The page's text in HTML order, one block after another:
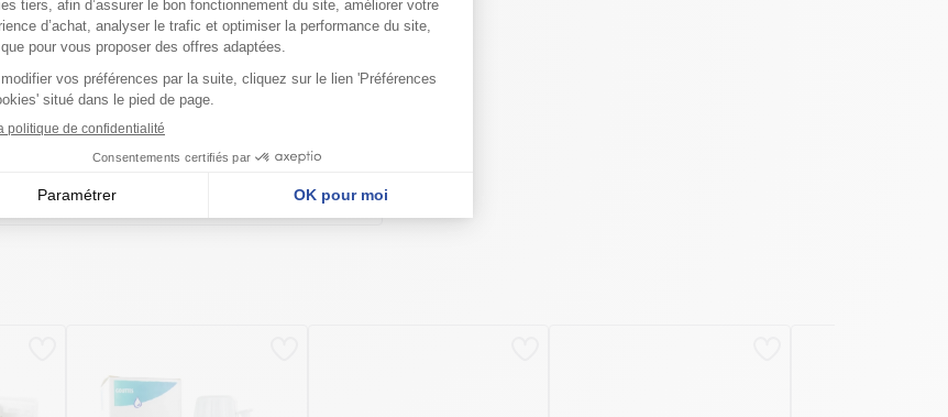
Ceci est un petit guide pratique des traitements
homéopathiques à avoir chez soi ! L'homéopathie
est une disciple à part entière dans l'arsenal
thérapeutique. Celle-ci est basée sur le principe
Lire la suite